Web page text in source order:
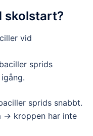
skolstart?
sprids
sprids snabbt.
→ kroppen har inte